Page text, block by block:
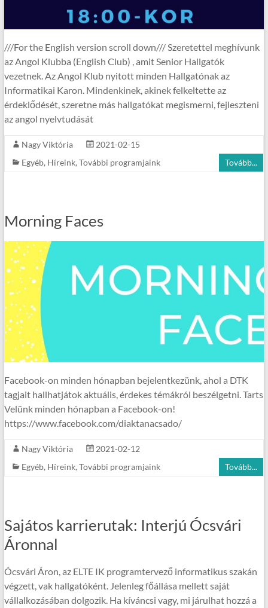
///For the English version scroll down/// Szeretettel meghívunk
az Angol Klubba (English Club) , amit Senior Hallgatók
vezetnek. Az Angol Klub nyitott minden Hallgatónak az
Informatikai Karon. Mindenkinek, akinek felkeltette az
érdeklődését, szeretne más hallgatókat megismerni, fejleszteni
az angol nyelvtudását
Nagy Viktória
2021-02-15
Egyéb, Híreink, További programjaink Tovább...
Morning Faces
Facebook-on minden hónapban bejelentkezünk, ahol a DTK
tagjait hallhatjátok aktuális, érdekes témákról beszélgetni. Tarts
Velünk minden hónapban a Facebook-on!
https://www.facebook.com/diaktanacsado/
Nagy Viktória
2021-02-12
Egyéb, Híreink, További programjaink Tovább...
Sajátos karrierutak: Interjú Ócsvári
Áronnal
Ócsvári Áron, az ELTE IK programtervező informatikus szakán
végzett, vak hallgatóként. Jelenleg főállása mellett saját
vállalkozásában dolgozik. Ha kíváncsi vagy, mi járulhat hozzá a